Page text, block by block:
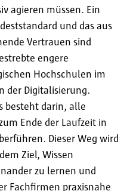
agieren müssen. Ein
und das aus
Vertrauen sind
engere
Hochschulen im
der Digitalisierung.
besteht darin, alle
Ende der Laufzeit in
Dieser Weg wird
Ziel, Wissen
zu lernen und
Fachfirmen praxisnahe